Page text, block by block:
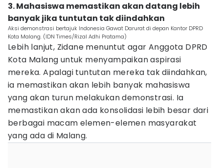
3. Mahasiswa memastikan akan datang lebih
banyak jika tuntutan tak diindahkan
Aksi demonstrasi bertajuk Indonesia Gawat Darurat di depan Kantor DPRD
Kota Malang. (IDN Times/Rizal Adhi Pratama)
Lebih lanjut, Zidane menuntut agar Anggota DPRD
Kota Malang untuk menyampaikan aspirasi
mereka. Apalagi tuntutan mereka tak diindahkan,
ia memastikan akan lebih banyak mahasiswa
yang akan turun melakukan demonstrasi. Ia
memastikan akan ada konsolidasi lebih besar dari
berbagai macam elemen-elemen masyarakat
yang ada di Malang.